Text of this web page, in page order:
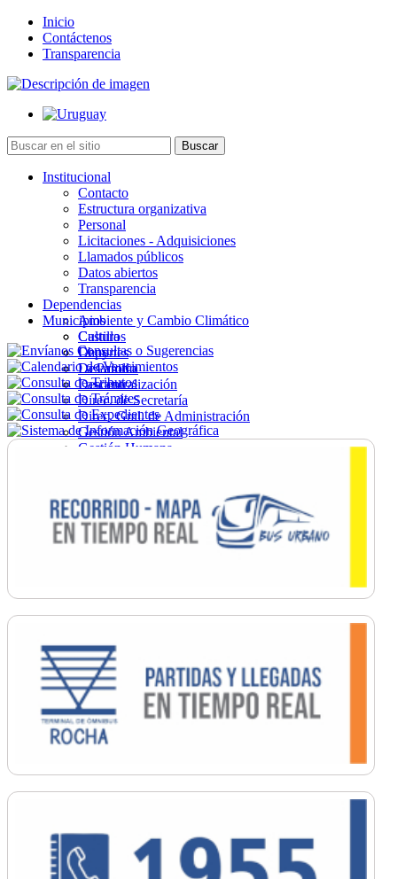
Inicio
Contáctenos
Transparencia
Institucional
Contacto
Estructura organizativa
Personal
Licitaciones - Adquisiciones
Llamados públicos
Datos abiertos
Transparencia
Dependencias
Ambiente y Cambio Climático
Cultura
Deportes
Desarrollo
Descentralización
Direc. de Secretaría
Direc. Gral. de Administración
Gestión Ambiental
Gestión Humana
Ordenamiento
Promoción Social
Salud
Secretaría General
Municipios
Castillos
Chuy
La Paloma
Lascano